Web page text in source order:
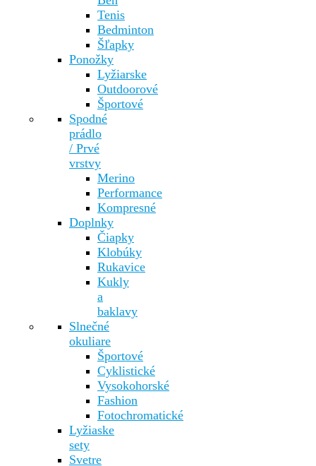
Tenis
Bedminton
Šľapky
Ponožky
Lyžiarske
Outdoorové
Športové
Spodné
prádlo
/ Prvé
vrstvy
Merino
Performance
Kompresné
Doplnky
Čiapky
Klobúky
Rukavice
Kukly
a
baklavy
Slnečné
okuliare
Športové
Cyklistické
Vysokohorské
Fashion
Fotochromatické
Lyžiaske
sety
Svetre